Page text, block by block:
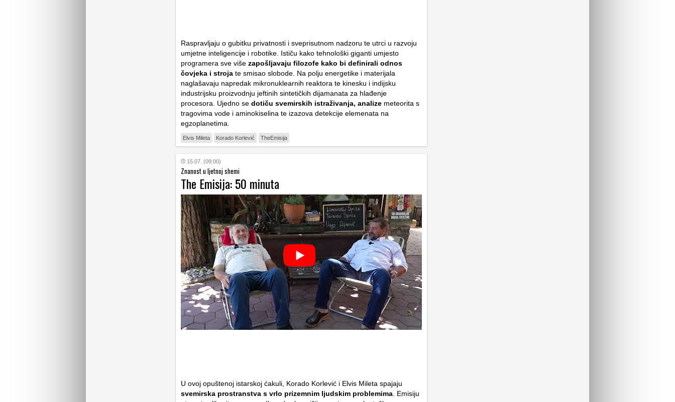
Raspravljaju o gubitku privatnosti i sveprisutnom nadzoru te utrci u razvoju
umjetne inteligencije i robotike. Ističu kako tehnološki giganti umjesto
programera sve više zapošljavaju filozofe kako bi definirali odnos
čovjeka i stroja te smisao slobode. Na polju energetike i materijala
naglašavaju napredak mikronuklearnih reaktora te kinesku i indijsku
industrijsku proizvodnju jeftinih sintetičkih dijamanata za hlađenje
procesora. Ujedno se dotiču svemirskih istraživanja, analize meteorita s
tragovima vode i aminokiselina te izazova detekcije elemenata na
egzoplanetima.
Elvis Mileta Korado Korlević TheEmisija
15.07. (09:00)
Znanost u ljetnoj shemi
The Emisija: 50 minuta
U ovoj opuštenoj istarskoj ćakuli, Korado Korlević i Elvis Mileta spajaju
svemirska prostranstva s vrlo prizemnim ljudskim problemima . Emisiju